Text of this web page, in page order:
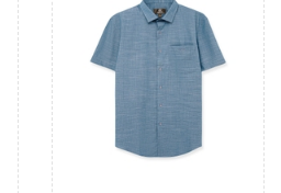
Chọn hàng